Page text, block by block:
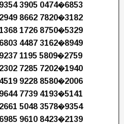
3905 0474�6853
8662 7820�3182
1726 8750�5329
4487 3162�8949
1195 5809�2759
7285 7202�1940
9228 8580�2006
7739 4193�5141
5048 3578�9354
9610 8423�2139